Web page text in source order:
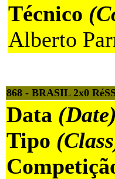
Técnico
Alberto
868 - BRASIL 2x0
Data (Date)
Tipo